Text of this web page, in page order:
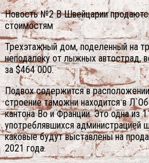
Новость №2 В Швейцарии
стоимостям
Трехэтажный дом, поделенный на
неподалеку от лыжных автострад,
за $464 000.
Подвох содержится в
строение таможни находится в
кантона Во и Франции. Это одна из
употреблявшихся администрацией
каковые будут выставлены на
2021 года.